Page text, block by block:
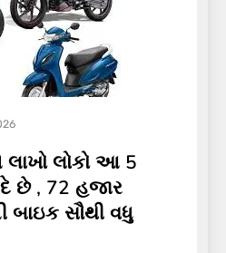
લાખો લોકો આ 5
છે , 72 હજાર
બાઇક સૌથી વધુ